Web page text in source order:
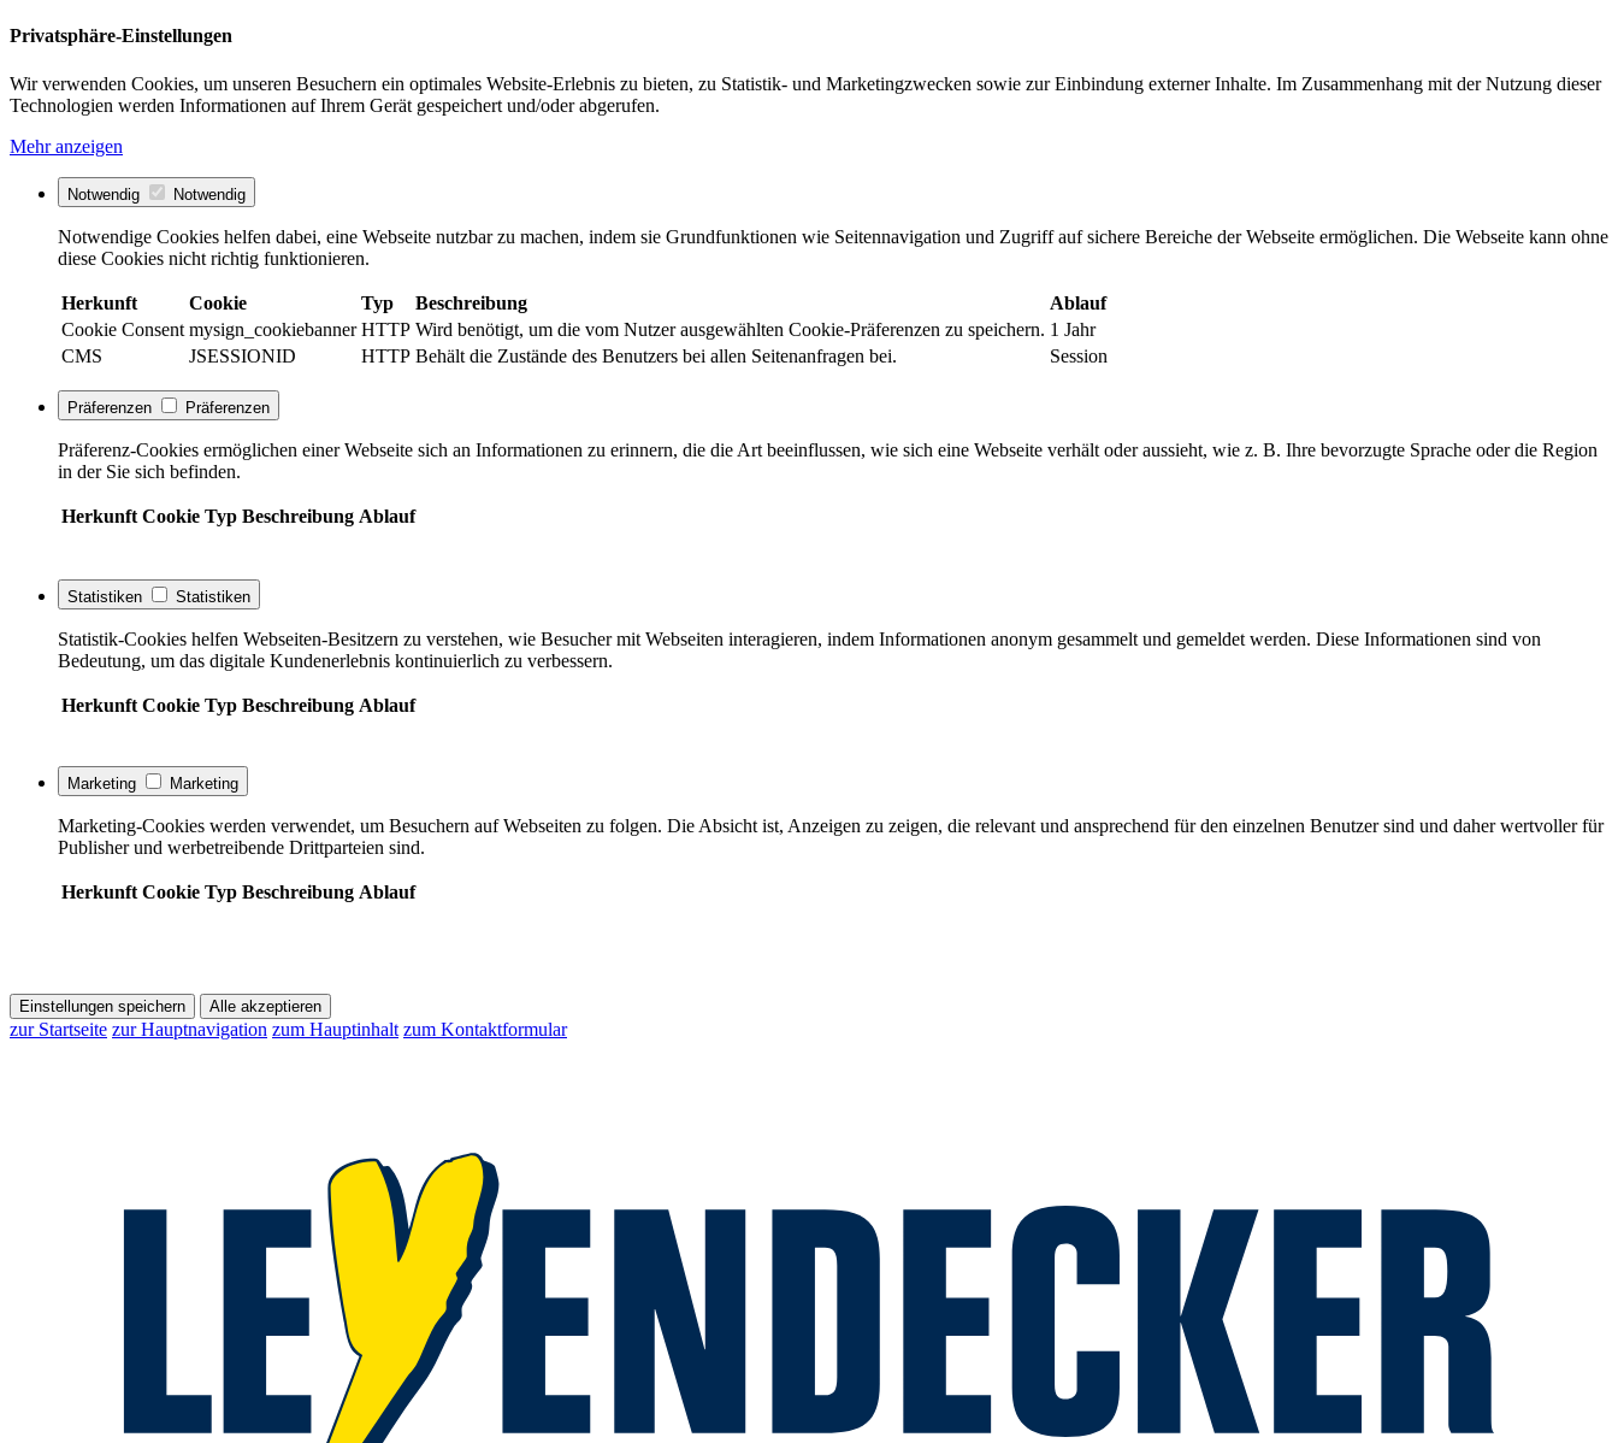
Privatsphäre-Einstellungen
Wir verwenden Cookies, um unseren Besuchern ein optimales Website-Erlebnis zu bieten, zu Statistik- und Marketingzwecken sowie zur Einbindung externer Inhalte. Im Zusammenhang mit der Nutzung dieser
Technologien werden Informationen auf Ihrem Gerät gespeichert und/oder abgerufen.
Mehr anzeigen
Notwendig Notwendig
Notwendige Cookies helfen dabei, eine Webseite nutzbar zu machen, indem sie Grundfunktionen wie Seitennavigation und Zugriff auf sichere Bereiche der Webseite ermöglichen. Die Webseite kann ohne
diese Cookies nicht richtig funktionieren.
Herkunft Cookie Typ Beschreibung
Ablauf
Cookie Consent mysign_cookiebanner HTTP Wird benötigt, um die vom Nutzer ausgewählten Cookie-Präferenzen zu speichern. 1 Jahr
CMS
JSESSIONID HTTP Behält die Zustände des Benutzers bei allen Seitenanfragen bei. Session
Präferenzen Präferenzen
Präferenz-Cookies ermöglichen einer Webseite sich an Informationen zu erinnern, die die Art beeinflussen, wie sich eine Webseite verhält oder aussieht, wie z. B. Ihre bevorzugte Sprache oder die Region
in der Sie sich befinden.
Herkunft Cookie Typ Beschreibung Ablauf
Statistiken Statistiken
Statistik-Cookies helfen Webseiten-Besitzern zu verstehen, wie Besucher mit Webseiten interagieren, indem Informationen anonym gesammelt und gemeldet werden. Diese Informationen sind von
Bedeutung, um das digitale Kundenerlebnis kontinuierlich zu verbessern.
Herkunft Cookie Typ Beschreibung Ablauf
Marketing Marketing
Marketing-Cookies werden verwendet, um Besuchern auf Webseiten zu folgen. Die Absicht ist, Anzeigen zu zeigen, die relevant und ansprechend für den einzelnen Benutzer sind und daher wertvoller für
Publisher und werbetreibende Drittparteien sind.
Herkunft Cookie Typ Beschreibung Ablauf
Einstellungen speichern Alle akzeptieren
zur Startseite zur Hauptnavigation zum Hauptinhalt zum Kontaktformular